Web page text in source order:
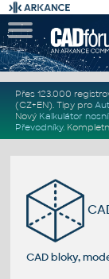
Přes 123.000
(CZ+EN). Tipy pro
Nový Kalkulátor
Převodníky.
CAD bloky,